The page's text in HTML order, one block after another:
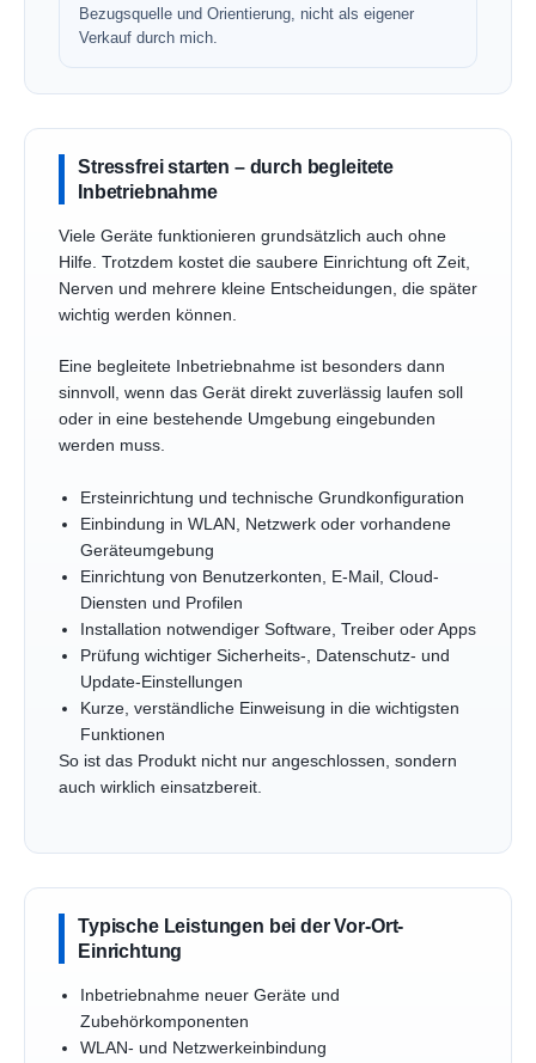
Bezugsquelle und Orientierung, nicht als eigener
Verkauf durch mich.
Stressfrei starten – durch begleitete
Inbetriebnahme
Viele Geräte funktionieren grundsätzlich auch ohne
Hilfe. Trotzdem kostet die saubere Einrichtung oft Zeit,
Nerven und mehrere kleine Entscheidungen, die später
wichtig werden können.
Eine begleitete Inbetriebnahme ist besonders dann
sinnvoll, wenn das Gerät direkt zuverlässig laufen soll
oder in eine bestehende Umgebung eingebunden
werden muss.
Ersteinrichtung und technische Grundkonfiguration
Einbindung in WLAN, Netzwerk oder vorhandene
Geräteumgebung
Einrichtung von Benutzerkonten, E-Mail, Cloud-
Diensten und Profilen
Installation notwendiger Software, Treiber oder Apps
Prüfung wichtiger Sicherheits-, Datenschutz- und
Update-Einstellungen
Kurze, verständliche Einweisung in die wichtigsten
Funktionen
So ist das Produkt nicht nur angeschlossen, sondern
auch wirklich einsatzbereit.
Typische Leistungen bei der Vor-Ort-
Einrichtung
Inbetriebnahme neuer Geräte und
Zubehörkomponenten
WLAN- und Netzwerkeinbindung